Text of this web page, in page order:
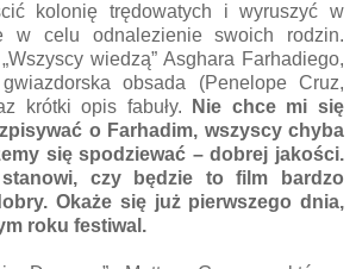
kolonię trędowatych i wyruszyć w
w celu odnalezienie swoich rodzin.
wiedzą” Asghara Farhadiego,
obsada (Penelope Cruz,
krótki opis fabuły.
Nie chce mi się
o Farhadim, wszyscy chyba
się spodziewać – dobrej jakości.
czy będzie to film bardzo
Okaże się już pierwszego dnia,
roku festiwal.